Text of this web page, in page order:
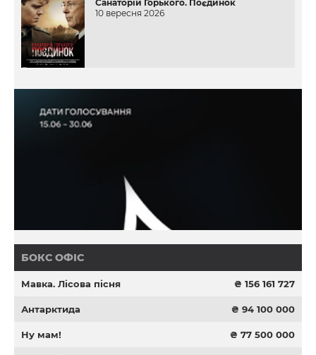
Санаторій Горького. Поєдинок
10 вересня 2026
БОКС ОФІС
Мавка. Лісова пісня ₴ 156 161 727
Антарктида ₴ 94 100 000
Ну мам! ₴ 77 500 000